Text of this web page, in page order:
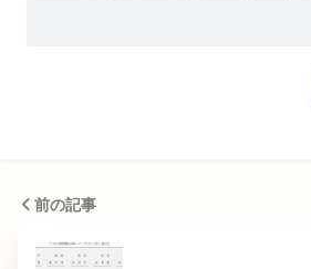
前の記事